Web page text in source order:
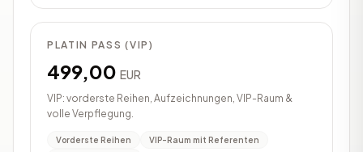
PLATIN PASS (VIP)
499,00 EUR
VIP: vorderste Reihen, Aufzeichnungen, VIP-Raum &
volle Verpflegung.
Vorderste Reihen
VIP-Raum mit Referenten